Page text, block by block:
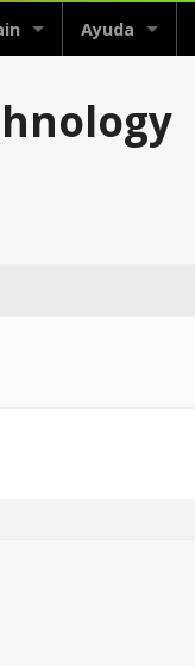
Ayuda